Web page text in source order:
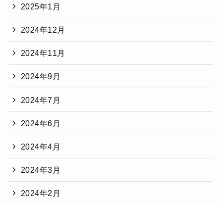
2025年1月
2024年12月
2024年11月
2024年9月
2024年7月
2024年6月
2024年4月
2024年3月
2024年2月